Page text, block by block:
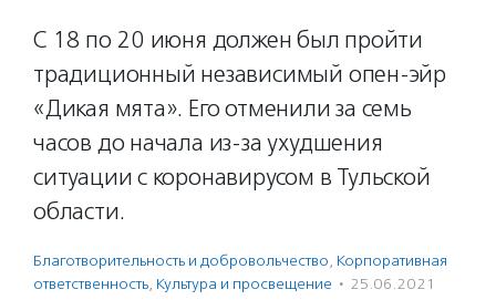
С 18 по 20 июня должен был пройти
традиционный независимый опен-эйр
«Дикая мята». Его отменили за семь
часов до начала из-за ухудшения
ситуации с коронавирусом в Тульской
области.
Благотвори­тель­ность и доброволь­чест­во, Корпоративная
ответственность, Культура и просвещение · 25.06.2021